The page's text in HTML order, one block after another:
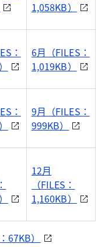
1,058KB）
：
6月（FILES：
1,019KB）
：
9月（FILES：
999KB）
12月
（FILES：
1,160KB）
）